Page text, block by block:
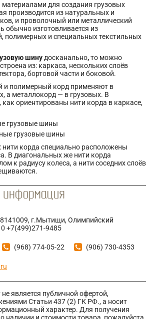
для создания грузовых
производится из натуральных и
и проволочный или металлический
обычно изготовливается из
полимерных и специальных текстильных
шину досканально,то можно
из: каркаса, нескольких слоёв
бортовой части и боковой.
и полимерный корд применяют в
а металлокорд — в грузовых. В
как ориентированы нити корда в каркасе,
грузовые шины
грузовые шины
корда специально расположены
В диагональных же нити корда
к радиусу колеса, а нити соседних слоёв
г.Мытищи, Олимпийский
+7(499)271-9485
(968) 774-05-22 (906) 730-4353
является публичной офертой,
Статьи 437 (2) ГК РФ., а носит
характер. Для получения